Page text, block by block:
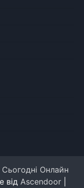
Онлайн
від Ascendoor